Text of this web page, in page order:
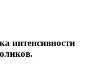
интенсивности